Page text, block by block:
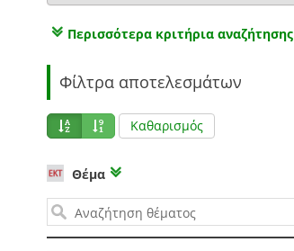
Περισσότερα κριτήρια αναζήτησης
Φίλτρα αποτελεσμάτων
Καθαρισμός
Θέμα